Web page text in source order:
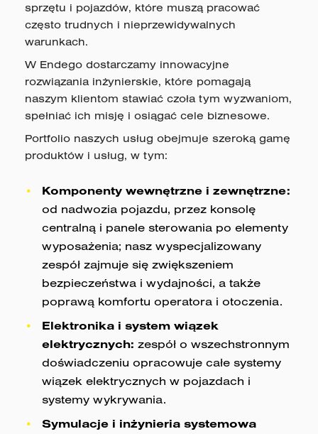
sprzętu i pojazdów, które muszą pracować
często trudnych i nieprzewidywalnych
warunkach.
W Endego dostarczamy innowacyjne
rozwiązania inżynierskie, które pomagają
naszym klientom stawiać czoła tym wyzwaniom,
spełniać ich misję i osiągać cele biznesowe.
Portfolio naszych usług obejmuje szeroką gamę
produktów i usług, w tym:
Komponenty wewnętrzne i zewnętrzne:
od nadwozia pojazdu, przez konsolę
centralną i panele sterowania po elementy
wyposażenia; nasz wyspecjalizowany
zespół zajmuje się zwiększeniem
bezpieczeństwa i wydajności, a także
poprawą komfortu operatora i otoczenia.
Elektronika i system wiązek
elektrycznych: zespół o wszechstronnym
doświadczeniu opracowuje całe systemy
wiązek elektrycznych w pojazdach i
systemy wykrywania.
Symulacje i inżynieria systemowa